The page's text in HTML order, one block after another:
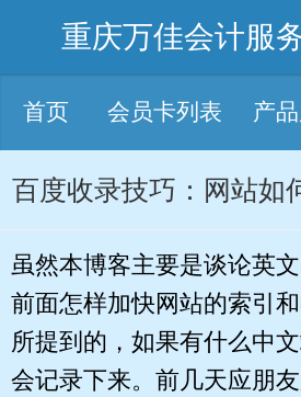
重庆万佳会计服
首页 会员卡列表 产
百度收录技巧：网站如
虽然本博客主要是谈论英
前面怎样加快网站的索引
所提到的，如果有什么中
会记录下来。前几天应朋